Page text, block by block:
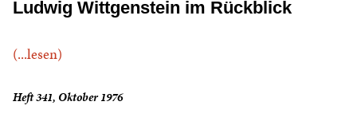
Ludwig Wittgenstein im Rückblick
(...lesen)
Heft 341, Oktober 1976